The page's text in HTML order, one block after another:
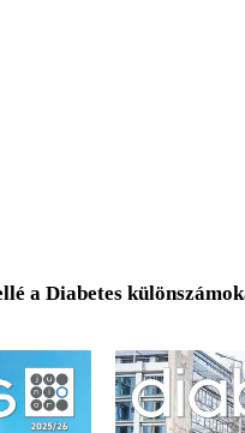
a Diabetes